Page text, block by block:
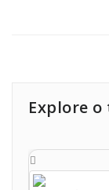
Explore o